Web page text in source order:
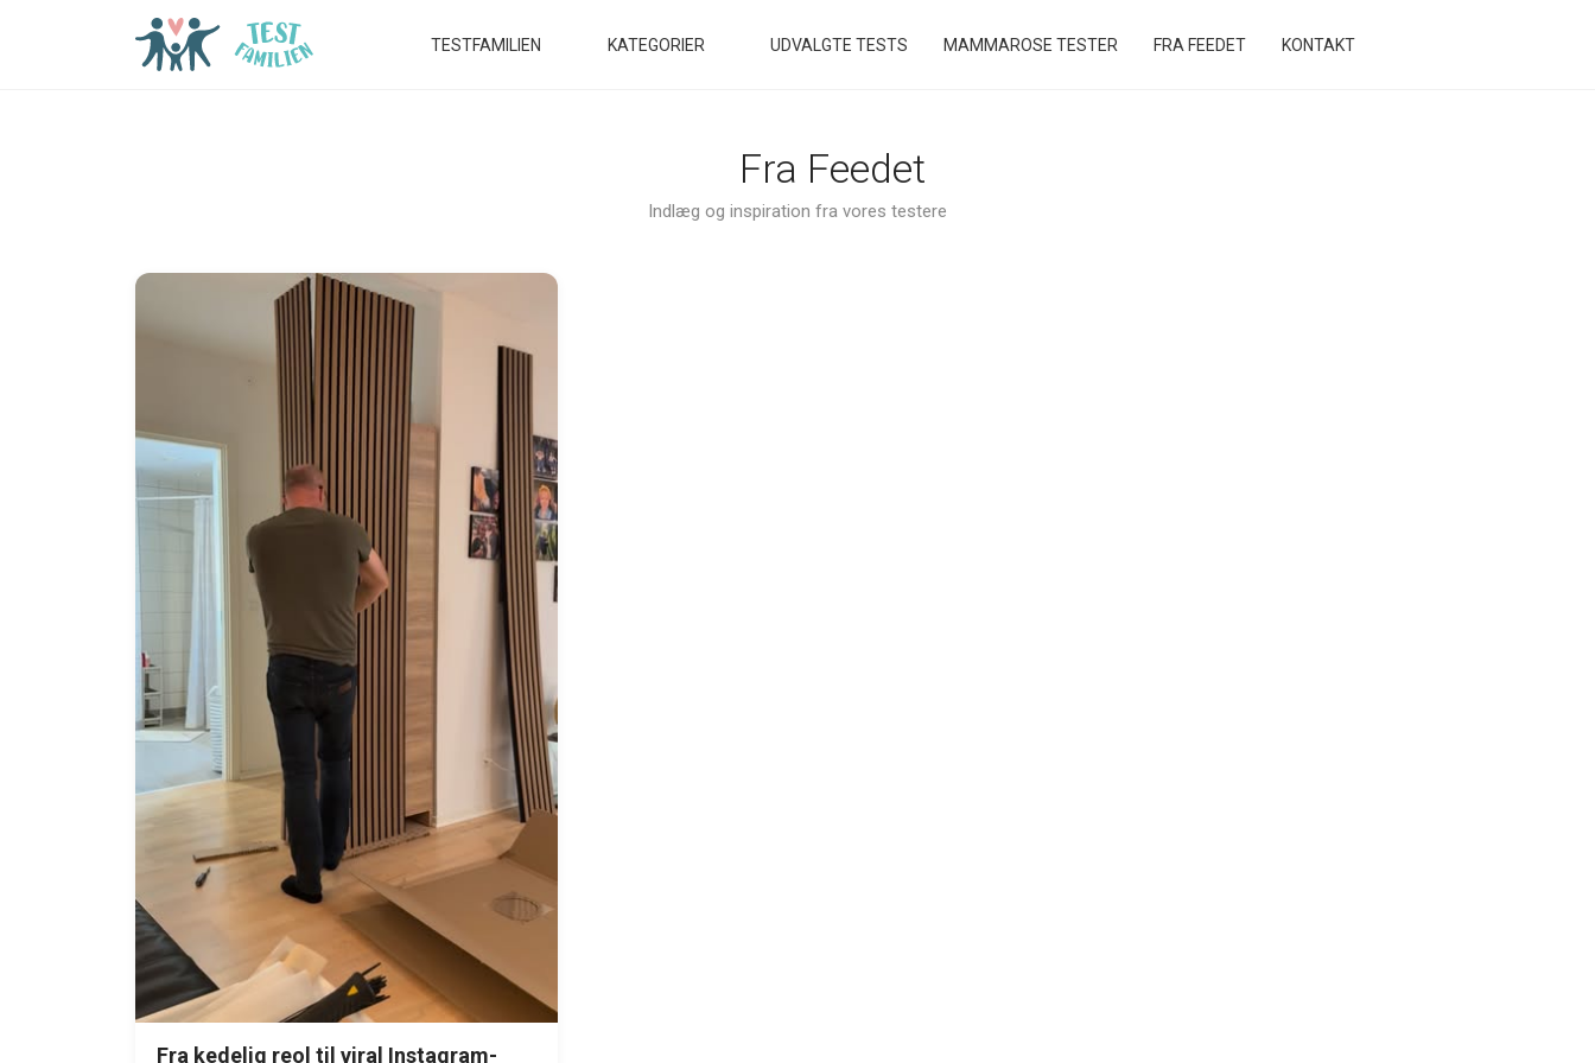
TESTFAMILIEN KATEGORIER UDVALGTE TESTS MAMMAROSE TESTER FRA FEEDET KONTAKT
Fra Feedet
Indlæg og inspiration fra vores testere
Fra kedelig reol til viral Instagram-